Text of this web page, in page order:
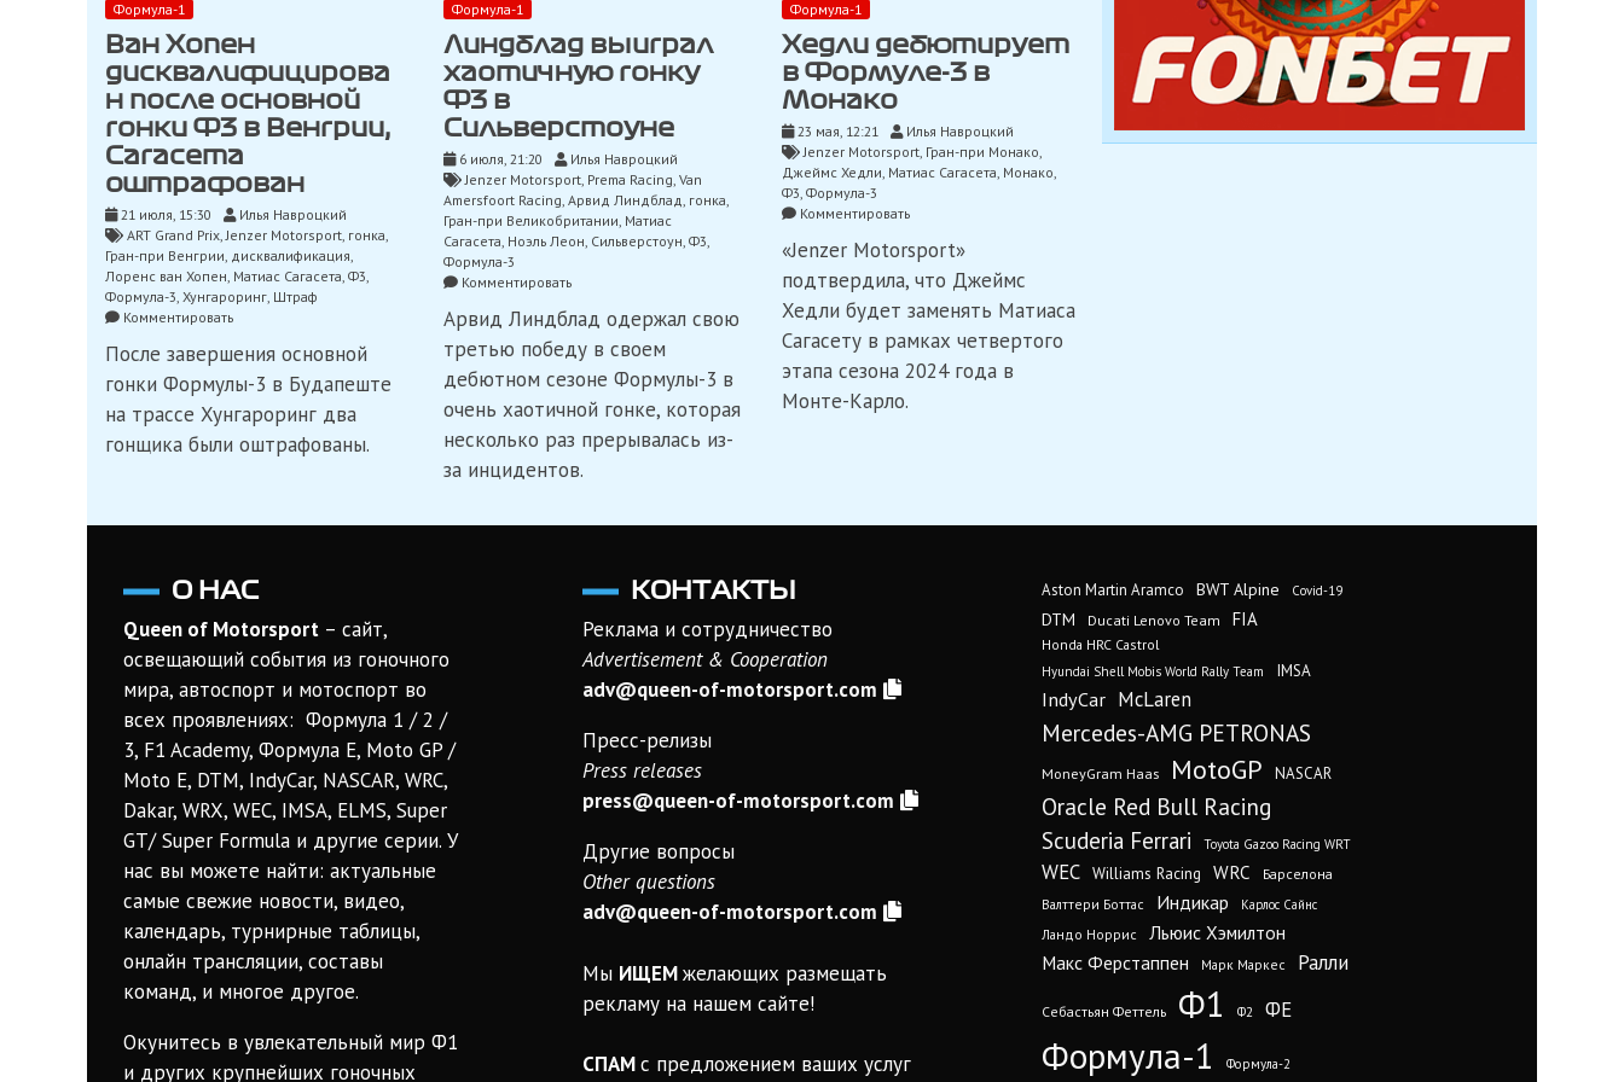
Формула-1
Ван Хопен
дисквалифицирова
н после основной
гонки Ф3 в Венгрии,
Сагасета
оштрафован
21 июля, 15:30
Илья Навроцкий
ART Grand Prix,Jenzer Motorsport, гонка,
Гран-при Венгрии, дисквалификация,
Лоренс ван Хопен, Матиас Сагасета, Ф3,
Формула-3, Хунгароринг, Штраф
Комментироватьon
Хопен
дисквалифицирован
основной
гонки
Сагасета
После завершения основной
гонки Формулы-3 в Будапеште
на трассе Хунгароринг два
гонщика были оштрафованы.
Формула-1
Линдблад выиграл
хаотичную гонку
Ф3 в
Сильверстоуне
6 июля, 21:20
Илья Навроцкий
Jenzer Motorsport, Prema Racing, Van
Amersfoort Racing, Арвид Линдблад, гонка,
Гран-при Великобритании, Матиас
Сагасета, Ноэль Леон, Сильверстоун, Ф3,
Формула-3
Комментироватьon
выиграл
хаотичную
гонку
Ф3
в
Сильверстоуне
Арвид Линдблад одержал свою
третью победу в своем
дебютном сезоне Формулы-3 в
очень хаотичной гонке, которая
несколько раз прерывалась из-
за инцидентов.
Формула-1
Хедли дебютирует
в Формуле-3 в
Монако
23 мая, 12:21
Илья Навроцкий
Jenzer Motorsport, Гран-при Монако,
Джеймс Хедли, Матиас Сагасета, Монако,
Ф3, Формула-3
Комментироватьon
дебютирует
в
Формуле-3
в
Монако
«Jenzer Motorsport»
подтвердила, что Джеймс
Хедли будет заменять Матиаса
Сагасету в рамках четвертого
этапа сезона 2024 года в
Монте-Карло.
О НАС
Queen of Motorsport – сайт,
освещающий события из гоночного
мира, автоспорт и мотоспорт во
всех проявлениях: Формула 1 / 2 /
3, F1 Academy, Формула Е, Moto GP /
Moto E, DTM, IndyCar, NASCAR, WRC,
Dakar, WRX, WEC, IMSA, ELMS, Super
GT/ Super Formula и другие серии. У
нас вы можете найти: актуальные
самые свежие новости, видео,
календарь, турнирные таблицы,
онлайн трансляции, составы
команд, и многое другое.
Окунитесь в увлекательный мир Ф1
и других крупнейших гоночных
КОНТАКТЫ
Реклама и сотрудничество
Advertisement & Cooperation
adv@queen-of-motorsport.com
Пресс-релизы
Press releases
press@queen-of-motorsport.com
Другие вопросы
Other questions
adv@queen-of-motorsport.com
Мы ИЩЕМжелающих размещать
рекламу на нашем сайте!
СПАМс предложением ваших услуг
Aston Martin Aramco BWT Alpine Covid-19
DTM Ducati Lenovo Team FIA
Honda HRC Castrol
Hyundai Shell Mobis World Rally Team IMSA
IndyCar McLaren
Mercedes-AMG PETRONAS
MoneyGram Haas MotoGP NASCAR
Oracle Red Bull Racing
Scuderia Ferrari Toyota Gazoo Racing WRT
WEC Williams Racing WRC
Барселона
Валттери Боттас
Индикар Карлос Сайнс
Ландо Норрис
Льюис Хэмилтон
Макс Ферстаппен
Марк Маркес Ралли
Себастьян Феттель Ф1 Ф2 ФЕ
Формула-1 Формула-2